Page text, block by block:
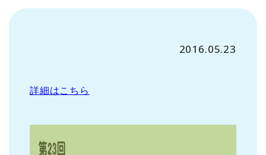
2016.05.23
詳細はこちら